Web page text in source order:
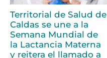
Territorial de Salud de
Caldas se une a la
Semana Mundial de
la Lactancia Materna
y reitera el llamado a